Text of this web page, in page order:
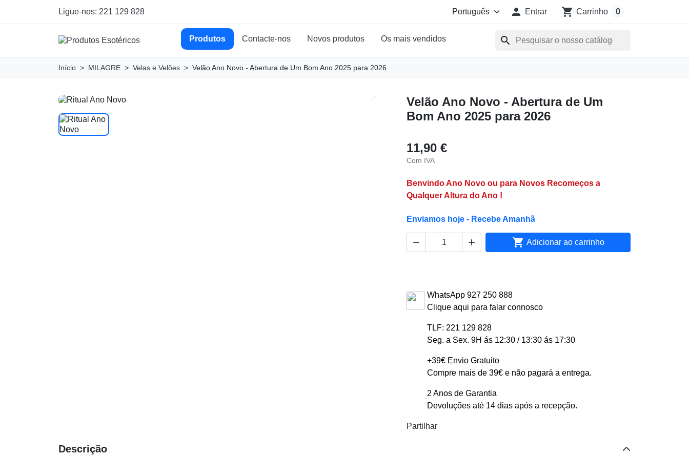
Ligue-nos: 221 129 828  Entrar shopping_cart Carrinho 0
Produtos Contacte-nos Novos produtos Os mais vendidos search
Início MILAGRE Velas e Velões Velão Ano Novo - Abertura de Um Bom Ano 2025 para 2026
Velão Ano Novo - Abertura de Um
Bom Ano 2025 para 2026
11,90 €
Com IVA
Benvindo Ano Novo ou para Novos Recomeços a
Qualquer Altura do Ano !
Enviamos hoje - Recebe Amanhã
   Adicionar ao carrinho
WhatsApp 927 250 888
Clique aqui para falar connosco
TLF: 221 129 828
Seg. a Sex. 9H ás 12:30 / 13:30 ás 17:30
+39€ Envio Gratuito
Compre mais de 39€ e não pagará a entrega.
2 Anos de Garantia
Devoluções até 14 dias após a recepção.
Partilhar
Descrição